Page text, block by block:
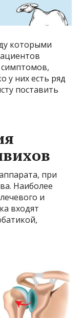
которыми
симптомов,
у них есть ряд
поставить
при
Наиболее
и
входят